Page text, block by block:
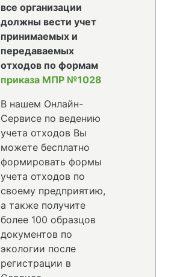
все организации
должны вести учет
принимаемых и
передаваемых
отходов по формам
приказа МПР №1028
В нашем Онлайн-
Сервисе по ведению
учета отходов Вы
можете бесплатно
формировать формы
учета отходов по
своему предприятию,
а также получите
более 100 образцов
документов по
экологии после
регистрации в